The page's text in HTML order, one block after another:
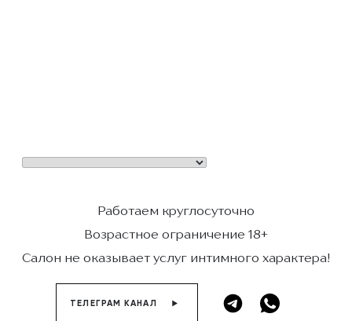
Работаем круглосуточно
Возрастное ограничение 18+
Салон не оказывает услуг интимного характера!
ТЕЛЕГРАМ КАНАЛ